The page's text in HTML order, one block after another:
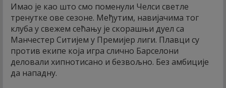
Имао је као што смо поменули Челси светле
тренутке ове сезоне. Међутим, навијачима тог
клуба у свежем сећању је скорашњи дуел са
Манчестер Ситијем у Премијер лиги. Плавци су
против екипе која игра слично Барселони
деловали хипнотисано и безвољно. Без амбиције
да нападну.